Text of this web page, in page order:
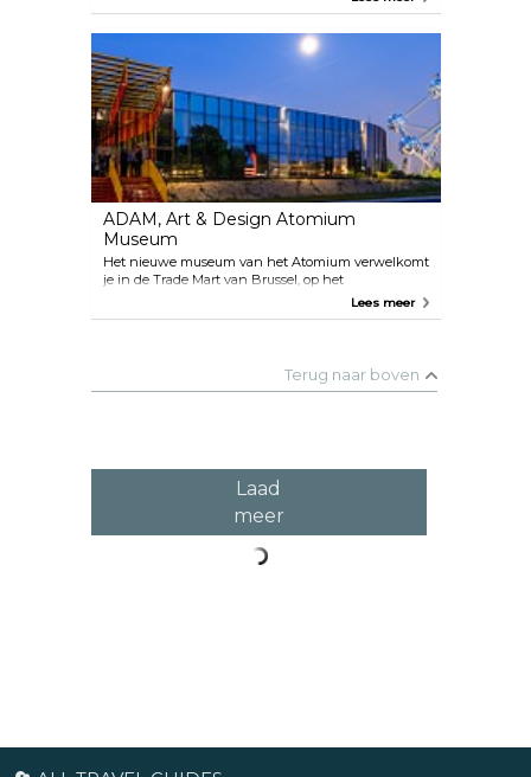
eeuw.
ADAM, Art & Design Atomium
Museum
Het nieuwe museum van het Atomium verwelkomt
je in de Trade Mart van Brussel, op het
Lees meer
Terug naar boven
Laad
meer